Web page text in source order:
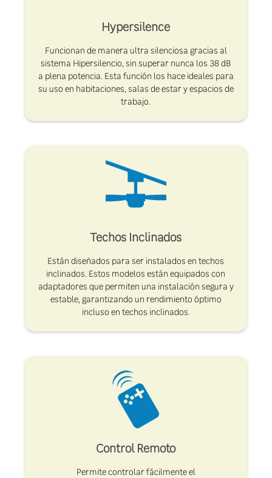
Hypersilence
Funcionan de manera ultra silenciosa gracias al
sistema Hipersilencio, sin superar nunca los 38 dB
a plena potencia. Esta función los hace ideales para
su uso en habitaciones, salas de estar y espacios de
trabajo.
Techos Inclinados
Están diseñados para ser instalados en techos
inclinados. Estos modelos están equipados con
adaptadores que permiten una instalación segura y
estable, garantizando un rendimiento óptimo
incluso en techos inclinados.
Control Remoto
Permite controlar fácilmente el